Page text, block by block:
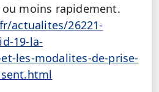
moins rapidement.
actualites/26221-
19-la-
les-modalites-de-prise-